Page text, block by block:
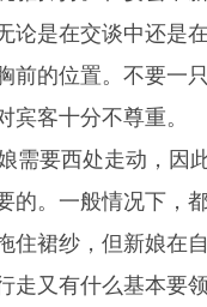
论是在交谈中还是
前的位置。不要一
宾客十分不尊重。
需要西处走动，因
的。一般情况下，
住裙纱，但新娘在
走又有什么基本要